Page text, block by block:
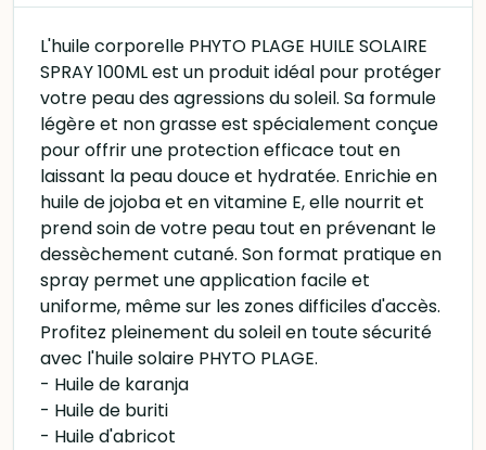
L'huile corporelle PHYTO PLAGE HUILE SOLAIRE
SPRAY 100ML est un produit idéal pour protéger
votre peau des agressions du soleil. Sa formule
légère et non grasse est spécialement conçue
pour offrir une protection efficace tout en
laissant la peau douce et hydratée. Enrichie en
huile de jojoba et en vitamine E, elle nourrit et
prend soin de votre peau tout en prévenant le
dessèchement cutané. Son format pratique en
spray permet une application facile et
uniforme, même sur les zones difficiles d'accès.
Profitez pleinement du soleil en toute sécurité
avec l'huile solaire PHYTO PLAGE.
- Huile de karanja
- Huile de buriti
- Huile d'abricot